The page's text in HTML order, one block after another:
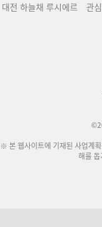
대전 하늘채 루시에르 관
※ 본 웹사이트에 기재된 사업계
해를